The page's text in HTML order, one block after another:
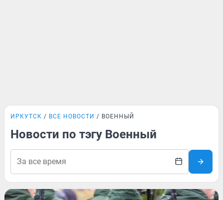
ИРКУТСК ВСЕ НОВОСТИ ВОЕННЫЙ
Новости по тэгу Военный